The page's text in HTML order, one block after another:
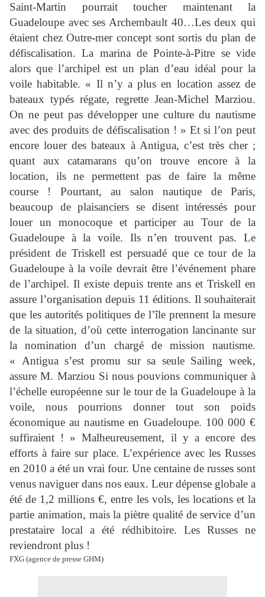
Saint-Martin pourrait toucher maintenant la
Guadeloupe avec ses Archembault 40…Les deux qui
étaient chez Outre-mer concept sont sortis du plan de
défiscalisation. La marina de Pointe-à-Pitre se vide
alors que l’archipel est un plan d’eau idéal pour la
voile habitable. « Il n’y a plus en location assez de
bateaux typés régate, regrette Jean-Michel Marziou.
On ne peut pas développer une culture du nautisme
avec des produits de défiscalisation ! » Et si l’on peut
encore louer des bateaux à Antigua, c’est très cher ;
quant aux catamarans qu’on trouve encore à la
location, ils ne permettent pas de faire la même
course ! Pourtant, au salon nautique de Paris,
beaucoup de plaisanciers se disent intéressés pour
louer un monocoque et participer au Tour de la
Guadeloupe à la voile. Ils n’en trouvent pas. Le
président de Triskell est persuadé que ce tour de la
Guadeloupe à la voile devrait être l’événement phare
de l’archipel. Il existe depuis trente ans et Triskell en
assure l’organisation depuis 11 éditions. Il souhaiterait
que les autorités politiques de l’île prennent la mesure
de la situation, d’où cette interrogation lancinante sur
la nomination d’un chargé de mission nautisme.
« Antigua s’est promu sur sa seule Sailing week,
assure M. Marziou Si nous pouvions communiquer à
l’échelle européenne sur le tour de la Guadeloupe à la
voile, nous pourrions donner tout son poids
économique au nautisme en Guadeloupe. 100 000 €
suffiraient ! » Malheureusement, il y a encore des
efforts à faire sur place. L’expérience avec les Russes
en 2010 a été un vrai four. Une centaine de russes sont
venus naviguer dans nos eaux. Leur dépense globale a
été de 1,2 millions €, entre les vols, les locations et la
partie animation, mais la piètre qualité de service d’un
prestataire local a été rédhibitoire. Les Russes ne
reviendront plus !
FXG (agence de presse GHM)